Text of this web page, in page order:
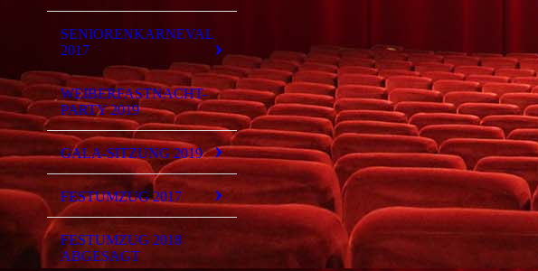
SENIORENKARNEVAL
2017
WEIBERFASTNACHT-
PARTY 2019
GALA-SITZUNG 2019
FESTUMZUG 2017
FESTUMZUG 2018
ABGESAGT